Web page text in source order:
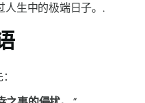
人生中的极端日子。.